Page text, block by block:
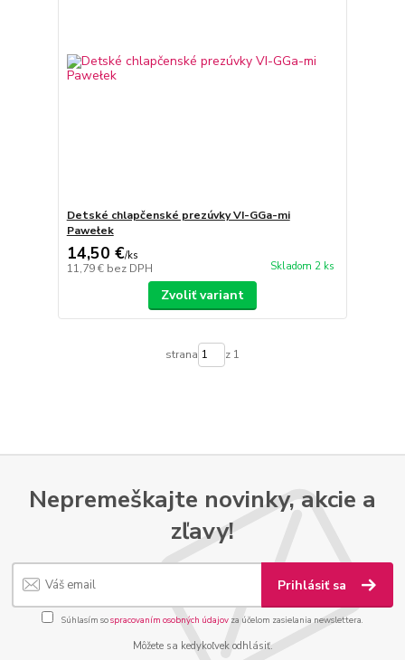
Detské chlapčenské prezúvky VI-GGa-mi
Pawełek
14,50 €/ks
11,79 € bez DPH Skladom 2 ks
Zvoliť variant
strana z 1
Nepremeškajte novinky, akcie a
zľavy!
Prihlásiť sa
Súhlasím sospracovaním osobných údajov za účelom zasielania newslettera.
Môžete sa kedykoľvek odhlásiť.